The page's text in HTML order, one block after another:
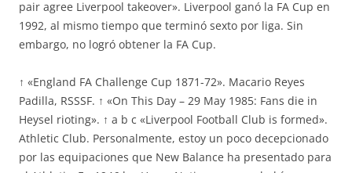
pair agree Liverpool takeover». Liverpool ganó la FA Cup en
1992, al mismo tiempo que terminó sexto por liga. Sin
embargo, no logró obtener la FA Cup.
↑ «England FA Challenge Cup 1871-72». Macario Reyes
Padilla, RSSSF. ↑ «On This Day – 29 May 1985: Fans die in
Heysel rioting». ↑ a b c «Liverpool Football Club is formed».
Athletic Club. Personalmente, estoy un poco decepcionado
por las equipaciones que New Balance ha presentado para